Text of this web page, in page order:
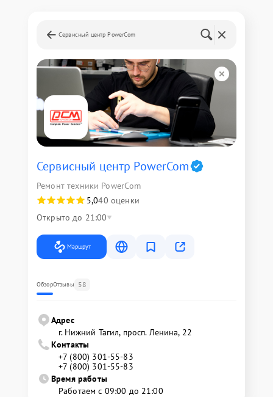
Сервисный центр PowerCom
Сервисный центр PowerCom
Ремонт техники PowerCom
5,040 оценки
Открыто до 21:00
Маршрут
ОбзорОтзывы 58
Адрес
г. Нижний Тагил, просп. Ленина, 22
Контакты
+7 (800) 301-55-83
+7 (800) 301-55-83
Время работы
Работаем с 09:00 до 21:00